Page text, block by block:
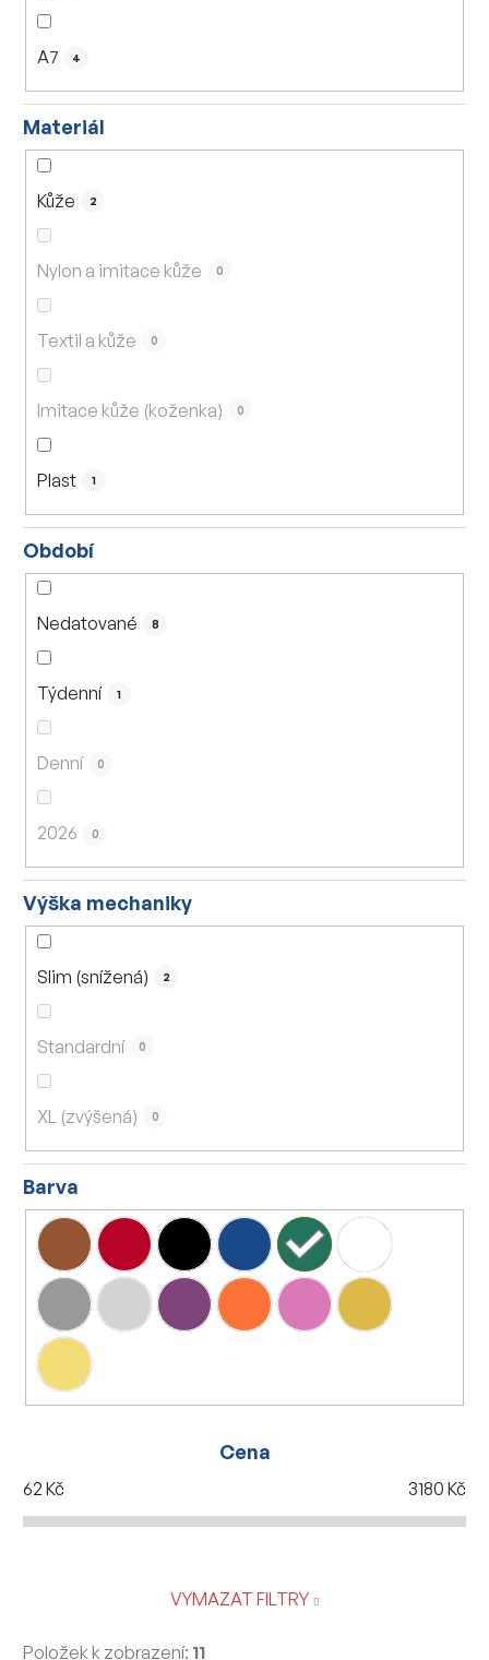
A7 4
Materiál
Kůže 2
Nylon a imitace kůže 0
Textil a kůže 0
Imitace kůže (koženka) 0
Plast 1
Období
Nedatované 8
Týdenní 1
Denní 0
2026 0
Výška mechaniky
Slim (snížená) 2
Standardní 0
XL (zvýšená) 0
Barva
Cena
62 Kč 3180 Kč
VYMAZAT FILTRY
Položek k zobrazení: 11